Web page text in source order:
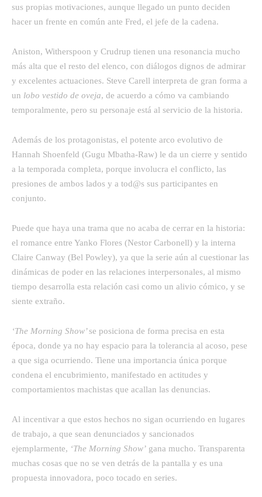
sus propias motivaciones, aunque llegado un punto deciden
hacer un frente en común ante Fred, el jefe de la cadena.
Aniston, Witherspoon y Crudrup tienen una resonancia mucho
más alta que el resto del elenco, con diálogos dignos de admirar
y excelentes actuaciones. Steve Carell interpreta de gran forma a
un  lobo vestido de oveja, de acuerdo a cómo va cambiando
temporalmente, pero su personaje está al servicio de la historia.
Además de los protagonistas, el potente arco evolutivo de
Hannah Shoenfeld (Gugu Mbatha-Raw) le da un cierre y sentido
a la temporada completa, porque involucra el conflicto, las
presiones de ambos lados y a tod@s sus participantes en
conjunto.
Puede que haya una trama que no acaba de cerrar en la historia:
el romance entre Yanko Flores (Nestor Carbonell) y la interna
Claire Canway (Bel Powley), ya que la serie aún al cuestionar las
dinámicas de poder en las relaciones interpersonales, al mismo
tiempo desarrolla esta relación casi como un alivio cómico, y se
siente extraño.
‘The Morning Show’se posiciona de forma precisa en esta
época, donde ya no hay espacio para la tolerancia al acoso, pese
a que siga ocurriendo. Tiene una importancia única porque
condena el encubrimiento, manifestado en actitudes y
comportamientos machistas que acallan las denuncias.
Al incentivar a que estos hechos no sigan ocurriendo en lugares
de trabajo, a que sean denunciados y sancionados
ejemplarmente, ‘The Morning Show’ gana mucho. Transparenta
muchas cosas que no se ven detrás de la pantalla y es una
propuesta innovadora, poco tocado en series.